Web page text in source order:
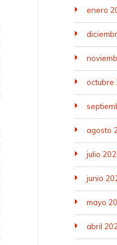
enero
octubre
agosto
julio
junio
mayo
abril